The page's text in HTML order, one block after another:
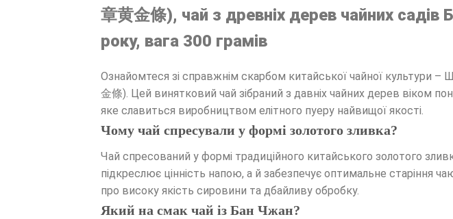
章黄金條), чай з древніх дерев чайних
року, вага 300 грамів
Ознайомтеся зі справжнім скарбом китайської чайної культури
金條). Цей винятковий чай зібраний з давніх чайних дерев віком
яке славиться виробництвом елітного пуеру найвищої якості.
Чому чай спресували у формі золотого зливка?
Чай спресований у формі традиційного китайського золотого
підкреслює цінність напою, а й забезпечує оптимальне старіння
про високу якість сировини та дбайливу обробку.
Який на смак чай із Бан Чжан?